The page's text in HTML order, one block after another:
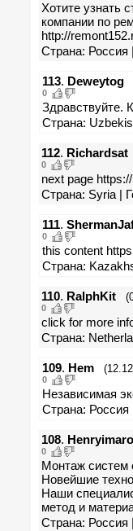
Хотите узнать
компании по
http://
Страна: Россия
113. Deweytog
0
Здравствуйте.
Страна:
112. Richardsat
0
next page
Страна: Syria |
111.
0
this content
Страна:
110. RalphKit
0
click for more
Страна:
109. Hem
0
Независимая
Страна:
108. Henryimaro
0
Монтаж систем
Новейшие
Наши
метод и
Страна: Россия